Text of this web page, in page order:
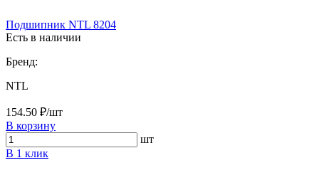
Подшипник NTL 8204
Есть в наличии
Бренд:
NTL
154.50 ₽/шт
В корзину
шт
В 1 клик